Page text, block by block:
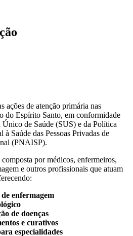
ações de atenção primária nas
do Espírito Santo, em conformidade
Único de Saúde (SUS) e da Política
Saúde das Pessoas Privadas de
(PNAISP).
por médicos, enfermeiros,
e outros profissionais que atuam
enfermagem
de doenças
e curativos
especialidades